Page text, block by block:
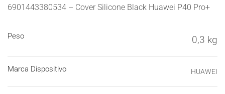
6901443380534 – Cover Silicone Black Huawei P40 Pro+
Peso 0,3 kg
Marca Dispositivo HUAWEI